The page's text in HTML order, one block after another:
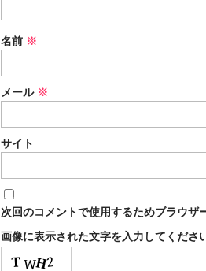
名前 ※
メール ※
サイト
次回のコメントで使用するためブラウザ
画像に表示された文字を入力してくださ